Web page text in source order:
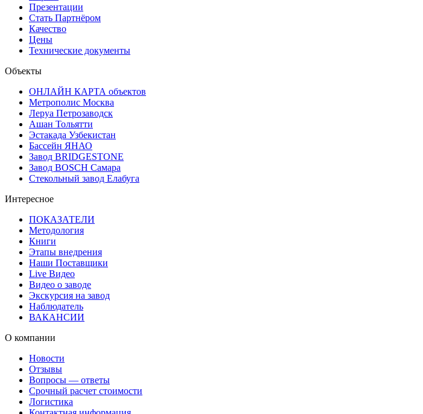
Презентации
Стать Партнёром
Качество
Цены
Технические документы
Объекты
ОНЛАЙН КАРТА объектов
Метрополис Москва
Леруа Петрозаводск
Ашан Тольятти
Эстакада Узбекистан
Бассейн ЯНАО
Завод BRIDGESTONE
Завод BOSCH Самара
Стекольный завод Елабуга
Интересное
ПОКАЗАТЕЛИ
Методология
Книги
Этапы внедрения
Наши Поставщики
Live Видео
Видео о заводе
Экскурсия на завод
Наблюдатель
ВАКАНСИИ
О компании
Новости
Отзывы
Вопросы — ответы
Срочный расчет стоимости
Логистика